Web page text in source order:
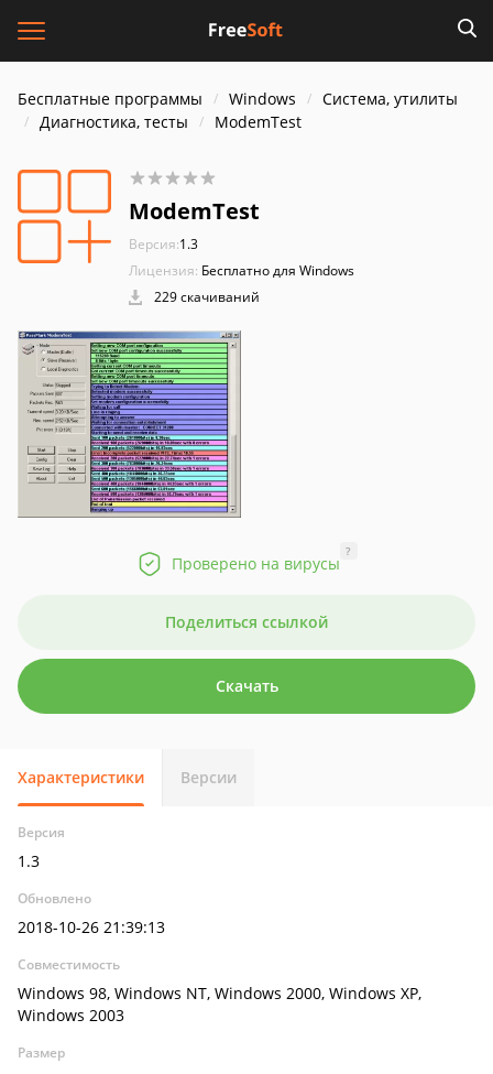
Бесплатные программы Windows
Система, утилиты
Диагностика, тесты
ModemTest
ModemTest
Версия:1.3
Лицензия: Бесплатно для Windows
229 скачиваний
Проверено на вирусы
?
Поделиться ссылкой
Скачать
Характеристики Версии
Версия
1.3
Обновлено
2018-10-26 21:39:13
Совместимость
Windows 98, Windows NT, Windows 2000, Windows XP,
Windows 2003
Размер